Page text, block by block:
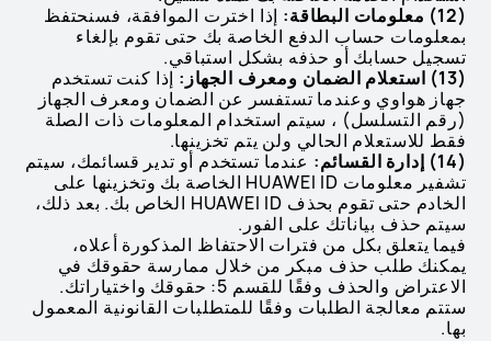
(12) معلومات البطاقة:
إذا اخترت الموافقة، فسنحتفظ
بمعلومات حساب الدفع الخاصة بك حتى تقوم بإلغاء
تسجيل حسابك أو حذفه بشكل استباقي.
(13) استعلام الضمان ومعرف الجهاز:
إذا كنت تستخدم
جهاز هواوي وعندما تستفسر عن الضمان ومعرف الجهاز
(رقم التسلسل) ، سيتم استخدام المعلومات ذات الصلة
فقط للاستعلام الحالي ولن يتم تخزينها.
(14) إدارة القسائم:
عندما تستخدم أو تدير قسائمك، سيتم
تشفير معلومات HUAWEI ID الخاصة بك وتخزينها على
الخادم حتى تقوم بحذف HUAWEI ID الخاص بك. بعد ذلك،
سيتم حذف بياناتك على الفور.
فيما يتعلق بكل من فترات الاحتفاظ المذكورة أعلاه،
يمكنك طلب حذف مبكر من خلال ممارسة حقوقك في
الاعتراض والحذف وفقًا للقسم 5: حقوقك واختياراتك.
ستتم معالجة الطلبات وفقًا للمتطلبات القانونية المعمول
بها.